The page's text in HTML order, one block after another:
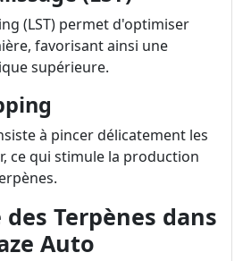
(LST) permet d'optimiser
favorisant ainsi une
supérieure.
à pincer délicatement les
ce qui stimule la production
Terpènes dans
Auto